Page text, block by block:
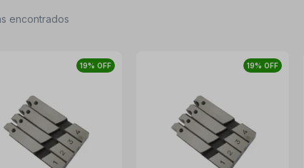
encontrados
19% OFF 19% OFF